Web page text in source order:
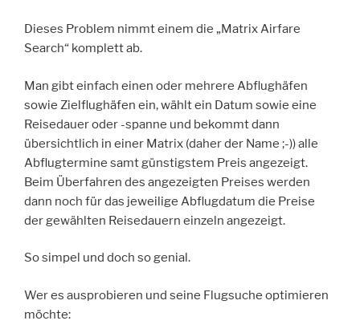
Dieses Problem nimmt einem die „Matrix Airfare
Search“ komplett ab.
Man gibt einfach einen oder mehrere Abflughäfen
sowie Zielflughäfen ein, wählt ein Datum sowie eine
Reisedauer oder -spanne und bekommt dann
übersichtlich in einer Matrix (daher der Name ;-)) alle
Abflugtermine samt günstigstem Preis angezeigt.
Beim Überfahren des angezeigten Preises werden
dann noch für das jeweilige Abflugdatum die Preise
der gewählten Reisedauern einzeln angezeigt.
So simpel und doch so genial.
Wer es ausprobieren und seine Flugsuche optimieren
möchte: